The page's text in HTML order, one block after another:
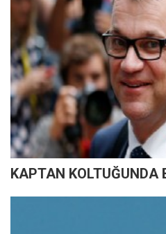
KAPTAN KOLTUĞUNDA